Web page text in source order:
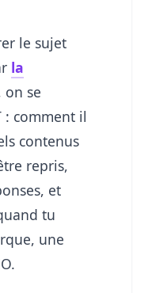
le sujet
la
on se
: comment il
contenus
repris,
et
tu
une